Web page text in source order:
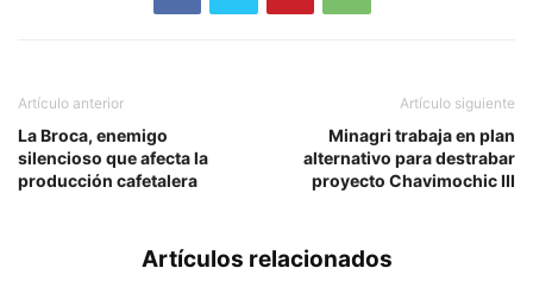
Artículo anterior
La Broca, enemigo
silencioso que afecta la
producción cafetalera
Artículo siguiente
Minagri trabaja en plan
alternativo para destrabar
proyecto Chavimochic III
Artículos relacionados